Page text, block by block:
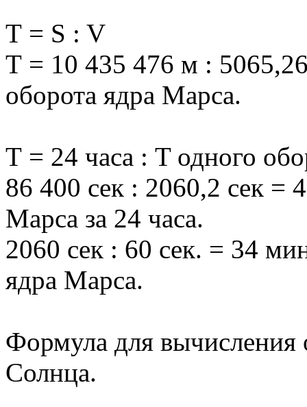
Т = S : V
Т = 10 435 476 м :
оборота ядра Марса.
Т = 24 часа : T одного
86 400 сек : 2060,2 сек =
Марса за 24 часа.
2060 сек : 60 сек. = 34
ядра Марса.
Формула для вычисления
Солнца.